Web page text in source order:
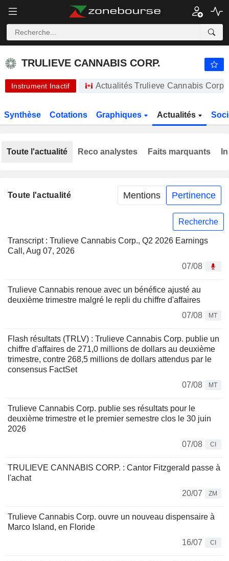
TRULIEVE CANNABIS CORP.
TRULIEVE CANNABIS CORP.
Instrument Inactif Actualités Trulieve Cannabis
Synthèse Cotations Graphiques Actualités
Toute l'actualité Mentions Pertinence
Recherche
Transcript : Trulieve Cannabis Corp., Q2 2026 Earnings
Call, Aug 07, 2026
07/08
Trulieve Cannabis renoue avec un bénéfice ajusté au
deuxième trimestre malgré le repli du chiffre d'affaires
07/08
MT
Flash résultats (TRLV) : Trulieve Cannabis Corp. publie un
chiffre d'affaires de 271,0 millions de dollars au deuxième
trimestre, contre 268,5 millions de dollars attendus par le
consensus FactSet
07/08
MT
Trulieve Cannabis Corp. publie ses résultats pour le
deuxième trimestre et le premier semestre clos le 30 juin
2026
07/08
CI
TRULIEVE CANNABIS CORP. : Cantor Fitzgerald passe à
l'achat
20/07
ZM
Trulieve Cannabis Corp. ouvre un nouveau dispensaire à
Marco Island, en Floride
16/07
CI
Toute l'actualité Reco analystes Faits marquants